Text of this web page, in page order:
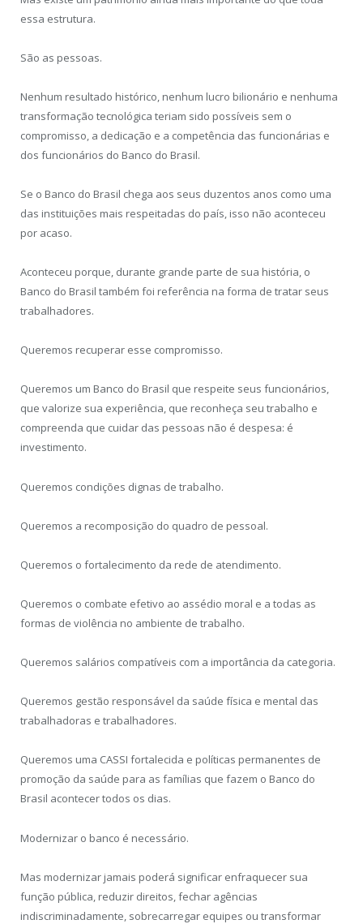
essa estrutura.
São as pessoas.
Nenhum resultado histórico, nenhum lucro bilionário e nenhuma
transformação tecnológica teriam sido possíveis sem o
compromisso, a dedicação e a competência das funcionárias e
dos funcionários do Banco do Brasil.
Se o Banco do Brasil chega aos seus duzentos anos como uma
das instituições mais respeitadas do país, isso não aconteceu
por acaso.
Aconteceu porque, durante grande parte de sua história, o
Banco do Brasil também foi referência na forma de tratar seus
trabalhadores.
Queremos recuperar esse compromisso.
Queremos um Banco do Brasil que respeite seus funcionários,
que valorize sua experiência, que reconheça seu trabalho e
compreenda que cuidar das pessoas não é despesa: é
investimento.
Queremos condições dignas de trabalho.
Queremos a recomposição do quadro de pessoal.
Queremos o fortalecimento da rede de atendimento.
Queremos o combate efetivo ao assédio moral e a todas as
formas de violência no ambiente de trabalho.
Queremos salários compatíveis com a importância da categoria.
Queremos gestão responsável da saúde física e mental das
trabalhadoras e trabalhadores.
Queremos uma CASSI fortalecida e políticas permanentes de
promoção da saúde para as famílias que fazem o Banco do
Brasil acontecer todos os dias.
Modernizar o banco é necessário.
Mas modernizar jamais poderá significar enfraquecer sua
função pública, reduzir direitos, fechar agências
indiscriminadamente, sobrecarregar equipes ou transformar